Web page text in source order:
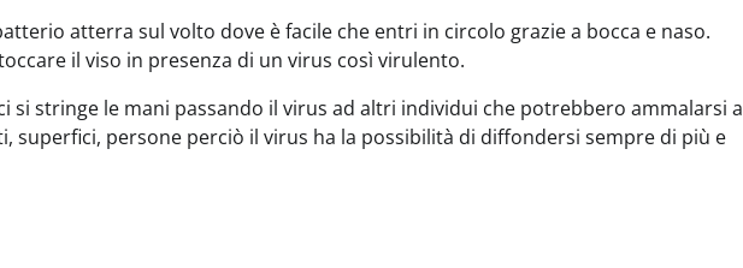
atterra sul volto dove è facile che entri in circolo grazie a bocca e naso.
il viso in presenza di un virus così virulento.
si stringe le mani passando il virus ad altri individui che potrebbero ammalarsi a
superfici, persone perciò il virus ha la possibilità di diffondersi sempre di più e